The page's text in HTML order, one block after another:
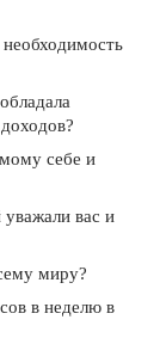
себе и
вас и
миру?
в неделю в